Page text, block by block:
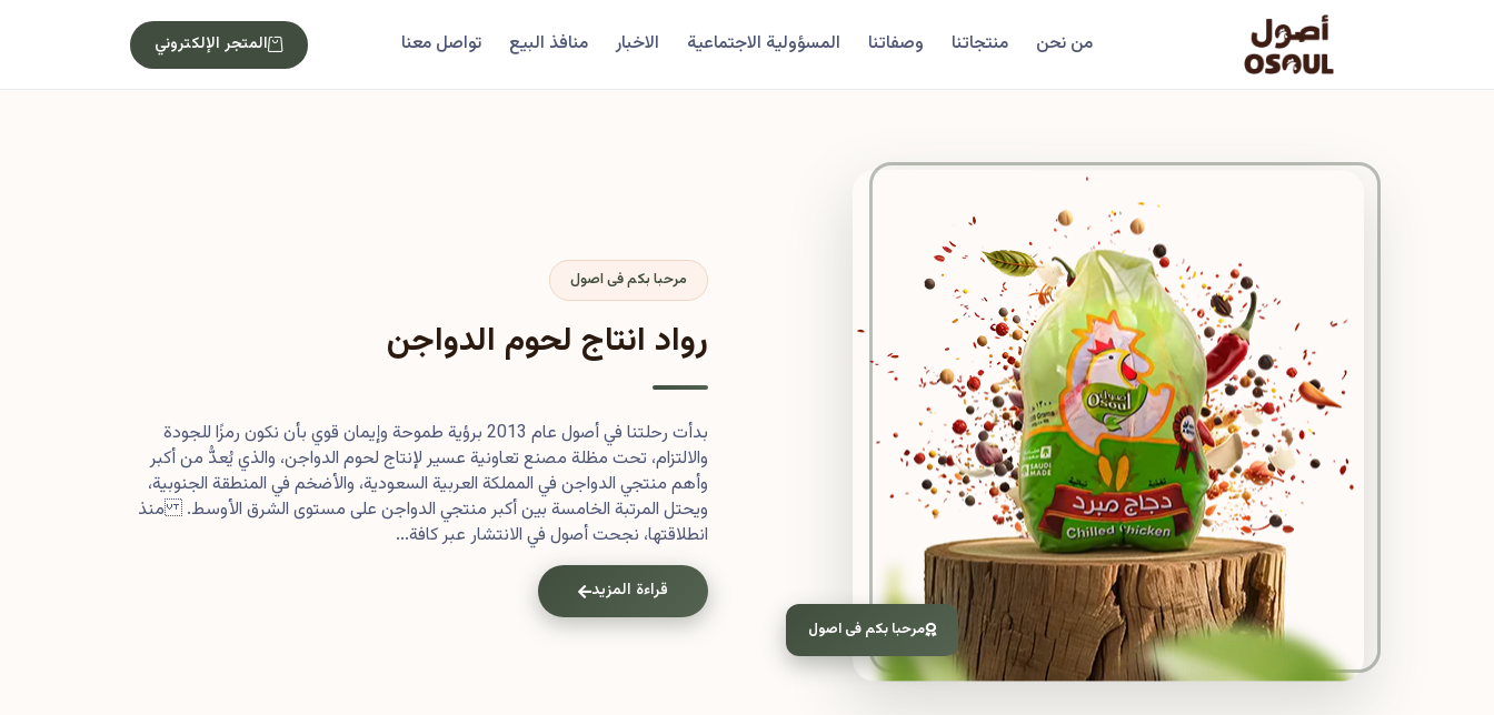
من نحن منتجاتنا وصفاتنا المسؤولية الاجتماعية الاخبار منافذ البيع تواصل معنا المتجر الإلكتروني
مرحبا بكم فى اصول
مرحبا بكم فى اصول
رواد انتاج لحوم الدواجن
بدأت رحلتنا في أصول عام 2013 برؤية طموحة وإيمان قوي بأن نكون رمزًا للجودة
والالتزام، تحت مظلة مصنع تعاونية عسير لإنتاج لحوم الدواجن، والذي يُعدُّ من أكبر
وأهم منتجي الدواجن في المملكة العربية السعودية، والأضخم في المنطقة الجنوبية،
ويحتل المرتبة الخامسة بين أكبر منتجي الدواجن على مستوى الشرق الأوسط. منذ
انطلاقتها، نجحت أصول في الانتشار عبر كافة...
قراءة المزيد